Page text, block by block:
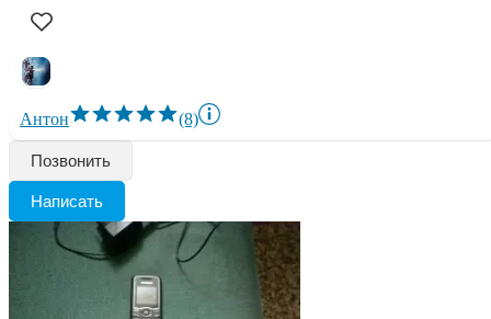
Антон (8)
Позвонить
Написать